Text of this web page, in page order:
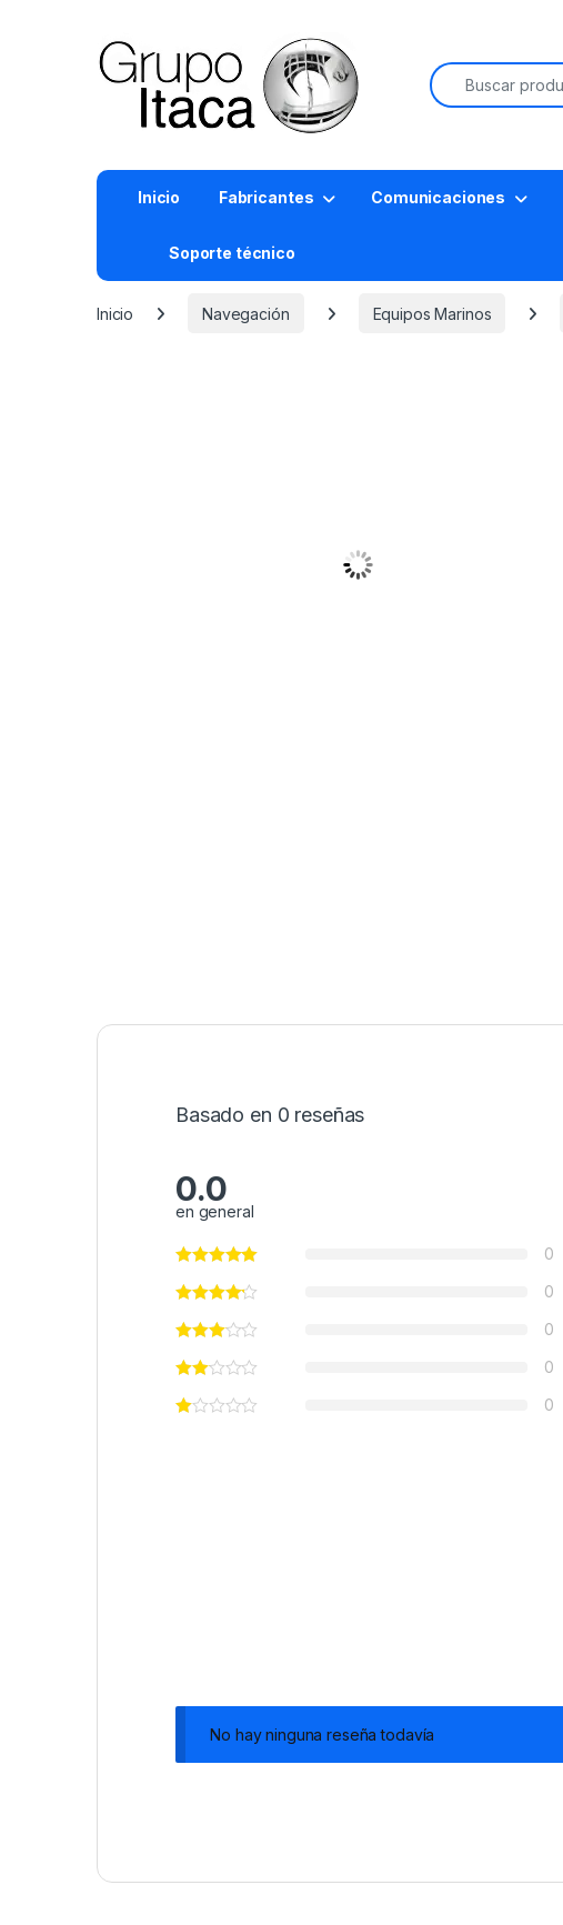
Buscar:
Inicio Fabricantes Comunicaciones
Soporte técnico
Inicio Navegación Equipos Marinos
Basado en 0 reseñas
0.0
en general
0
0
0
0
0
No hay ninguna reseña todavía